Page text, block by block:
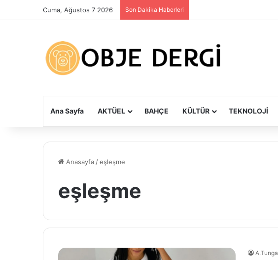
Cuma, Ağustos 7 2026 Son Dakika Haberleri
Ana Sayfa AKTÜEL BAHÇE KÜLTÜR TEKNOLOJİ
Anasayfa /eşleşme
eşleşme
A.Tunga